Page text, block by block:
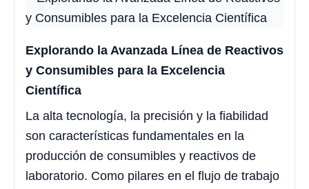
Explorando la Avanzada Línea de Reactivos
y Consumibles para la Excelencia
Científica
La alta tecnología, la precisión y la fiabilidad
son características fundamentales en la
producción de consumibles y reactivos de
laboratorio. Como pilares en el flujo de trabajo